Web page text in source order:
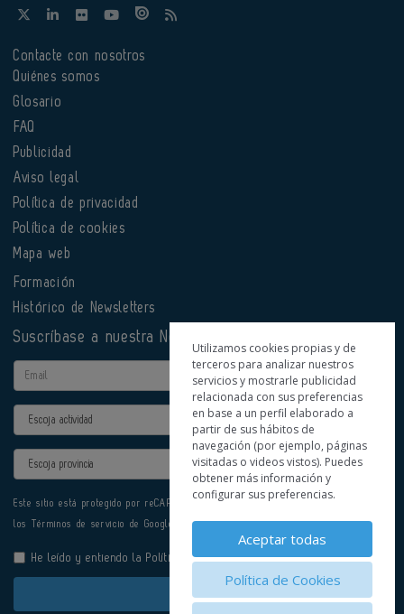
Contacte con nosotros
Quiénes somos
Glosario
FAQ
Publicidad
Aviso legal
Política de privacidad
Política de cookies
Mapa web
Formación
Histórico de Newsletters
Suscríbase a nuestra Newsletter
Email
Actividad
Provincia
Este sitio está protegido por reCAPTCHA y se aplican la
los Términos de servicio de Google.
He leído y entiendo la Política de Privacidad
Enviar
Utilizamos cookies propias y de
terceros para analizar nuestros
servicios y mostrarle publicidad
relacionada con sus preferencias
en base a un perfil elaborado a
partir de sus hábitos de
navegación (por ejemplo, páginas
visitadas o videos vistos). Puedes
obtener más información y
configurar sus preferencias.
Aceptar todas
Política de Cookies